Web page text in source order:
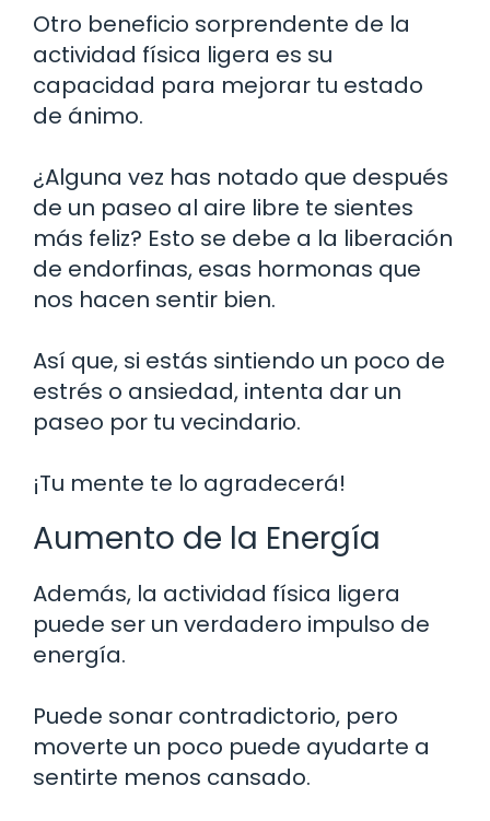
Otro beneficio sorprendente de la
actividad física ligera es su
capacidad para mejorar tu estado
de ánimo.
¿Alguna vez has notado que después
de un paseo al aire libre te sientes
más feliz? Esto se debe a la liberación
de endorfinas, esas hormonas que
nos hacen sentir bien.
Así que, si estás sintiendo un poco de
estrés o ansiedad, intenta dar un
paseo por tu vecindario.
¡Tu mente te lo agradecerá!
Aumento de la Energía
Además, la actividad física ligera
puede ser un verdadero impulso de
energía.
Puede sonar contradictorio, pero
moverte un poco puede ayudarte a
sentirte menos cansado.